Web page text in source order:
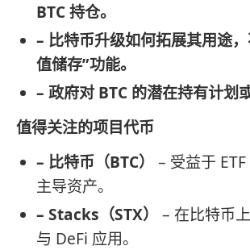
BTC 持仓。
– 比特币升级如何拓展其用途
值储存”功能。
– 政府对 BTC 的潜在持有计划
值得关注的项目代币
– 比特币（BTC）
– 受益于
主导资产。
– Stacks（STX）
– 在比特币
与 DeFi 应用。